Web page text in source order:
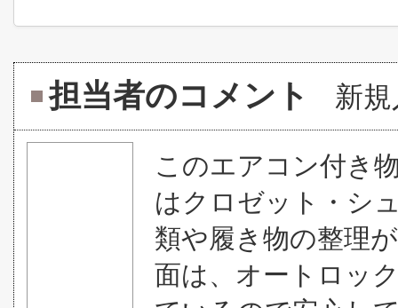
担当者のコメント 新
このエアコン付き
はクロゼット・シ
類や履き物の整理
面は、オートロッ